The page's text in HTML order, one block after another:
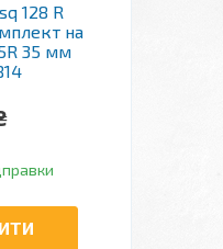
128 R
на
35 мм